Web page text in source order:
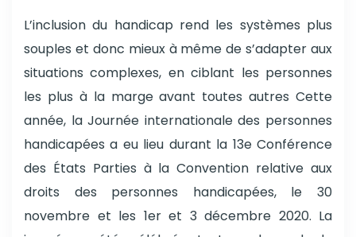
L’inclusion du handicap rend les systèmes plus
souples et donc mieux à même de s’adapter aux
situations complexes, en ciblant les personnes
les plus à la marge avant toutes autres Cette
année, la Journée internationale des personnes
handicapées a eu lieu durant la 13e Conférence
des États Parties à la Convention relative aux
droits des personnes handicapées, le 30
novembre et les 1er et 3 décembre 2020. La